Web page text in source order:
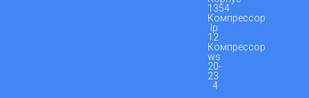
1354
Компрессор
lp
12
Компрессор
ws
20-
23
4